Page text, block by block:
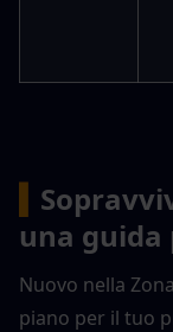
una guida
Nuovo nella
piano per il tuo